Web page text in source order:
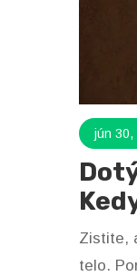
jún 30,
Zistite,
telo.